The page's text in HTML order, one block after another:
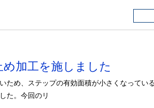
加工を施しました
ため、ステップの有効面積が小さくなってい
た。今回のリ